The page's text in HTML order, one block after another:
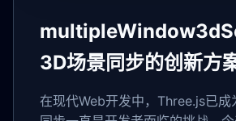
3D场景同步的创新方
在现代Web开发中，Three.js已